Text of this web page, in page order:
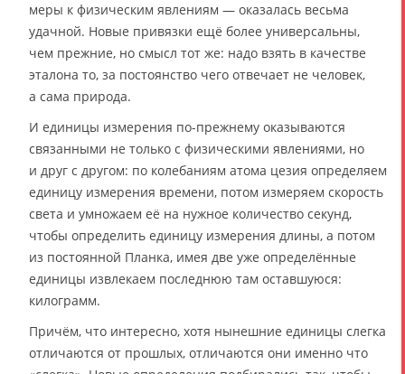
меры к физическим явлениям — оказалась весьма
удачной. Новые привязки ещё более универсальны,
чем прежние, но смысл тот же: надо взять в качестве
эталона то, за постоянство чего отвечает не человек,
а сама природа.
И единицы измерения по-прежнему оказываются
связанными не только с физическими явлениями, но
и друг с другом: по колебаниям атома цезия определяем
единицу измерения времени, потом измеряем скорость
света и умножаем её на нужное количество секунд,
чтобы определить единицу измерения длины, а потом
из постоянной Планка, имея две уже определённые
единицы извлекаем последнюю там оставшуюся:
килограмм.
Причём, что интересно, хотя нынешние единицы слегка
отличаются от прошлых, отличаются они именно что